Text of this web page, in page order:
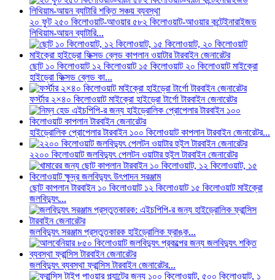
২০ ফুট ২৫০ কিলোওয়াট-আওয়ার ৫৮২ কিলোওয়াট-আওয়ার কন্টেইনারাইজড
লিথিয়াম-আয়ন ব্যাটারি...
ছোট ১০ কিলোওয়াট ১২ কিলোওয়াট ১৫ কিলোওয়াট ২০ কিলোওয়াট মাইক্রো
হাইড্রো ফিক্সড ব্লেড কা...
ফর্স্টার ২×৪০ কিলোওয়াট মাইক্রো হাইড্রো টার্গো টারবাইন জেনারেটর
হাইড্রোলিক প্রোপেলার টারবাইন ১০০ কিলোওয়াট কাপলান টারবাইন জেনারেটর...
২২০০ কিলোওয়াট জলবিদ্যুৎ পেলটন ওয়াটার হুইল টারবাইন জেনারেটর
ছোট কাপলান টারবাইন ১০ কিলোওয়াট ১২ কিলোওয়াট ১৫ কিলোওয়াট মাইক্রো
জলবিদ্যুৎ...
জলবিদ্যুৎ সরঞ্জাম প্রস্তুতকারক হাইড্রোলিক ফ্রাঙ্ক...
জলবিদ্যুৎ ব্যবস্থা ফ্রান্সিস টারবাইন জেনারেটর...